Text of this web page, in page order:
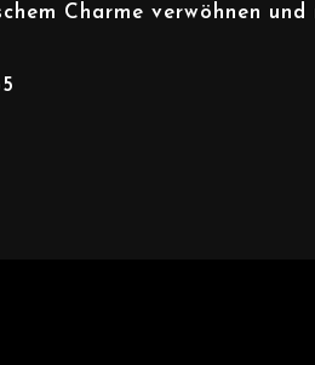
Charme verwöhnen und